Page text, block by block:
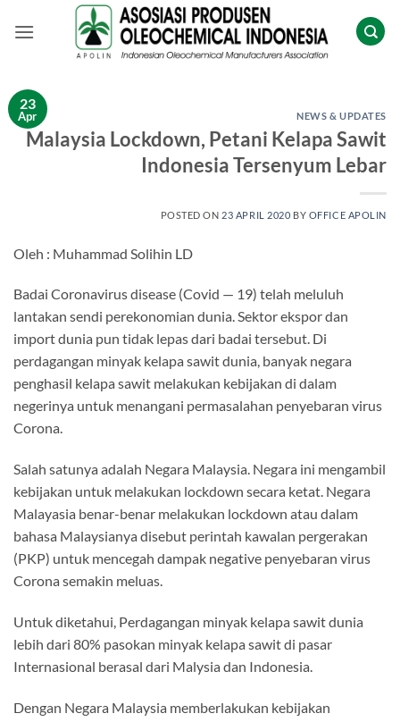
23
Apr NEWS & UPDATES
Malaysia Lockdown, Petani Kelapa Sawit
Indonesia Tersenyum Lebar
POSTED ON 23 APRIL 2020 BY OFFICE APOLIN
Oleh : Muhammad Solihin LD
Badai Coronavirus disease (Covid — 19) telah meluluh
lantakan sendi perekonomian dunia. Sektor ekspor dan
import dunia pun tidak lepas dari badai tersebut. Di
perdagangan minyak kelapa sawit dunia, banyak negara
penghasil kelapa sawit melakukan kebijakan di dalam
negerinya untuk menangani permasalahan penyebaran virus
Corona.
Salah satunya adalah Negara Malaysia. Negara ini mengambil
kebijakan untuk melakukan lockdown secara ketat. Negara
Malayasia benar-benar melakukan lockdown atau dalam
bahasa Malaysianya disebut perintah kawalan pergerakan
(PKP) untuk mencegah dampak negative penyebaran virus
Corona semakin meluas.
Untuk diketahui, Perdagangan minyak kelapa sawit dunia
lebih dari 80% pasokan minyak kelapa sawit di pasar
Internasional berasal dari Malysia dan Indonesia.
Dengan Negara Malaysia memberlakukan kebijakan